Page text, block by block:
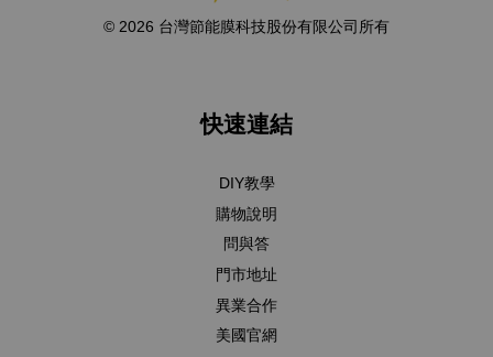
© 2026 台灣節能膜科技股份有限公司所有
快速連結
DIY教學
購物說明
問與答
門市地址
異業合作
美國官網